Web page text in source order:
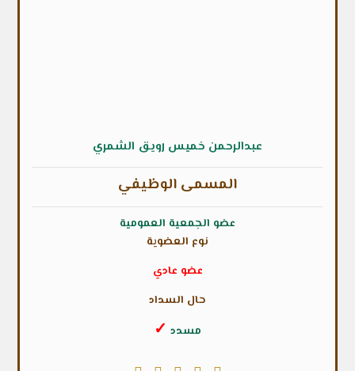
عبدالرحمن خميس رويق الشمري
المسمى الوظيفي
عضو الجمعية العمومية
نوع العضوية
عضو عادي
حال السداد
مسدد ✓